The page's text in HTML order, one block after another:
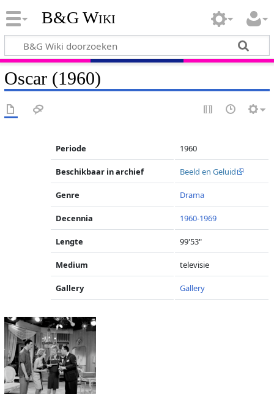
B&G Wiki
Oscar (1960)
Periode 1960
Beschikbaar in archief Beeld en Geluid
Genre Drama
Decennia 1960-1969
Lengte 99'53"
Medium televisie
Gallery Gallery